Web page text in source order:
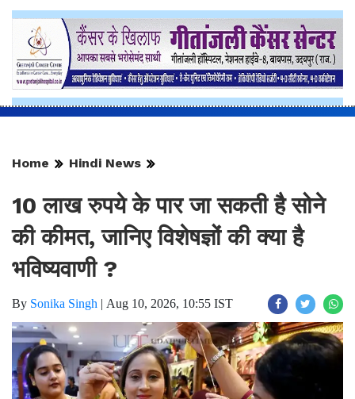
Home Hindi News
10 लाख रुपये के पार जा सकती है सोने
की कीमत, जानिए विशेषज्ञों की क्या है
भविष्यवाणी ?
By Sonika Singh | Aug 10, 2026, 10:55 IST